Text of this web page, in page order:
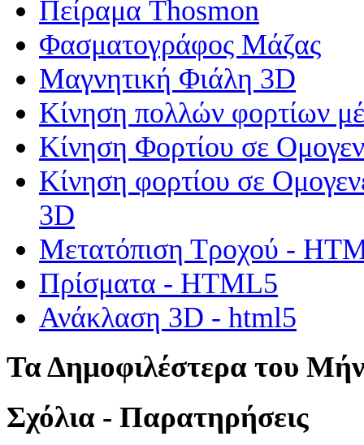
Πείραμα Thosmon
Φασματογράφος Μάζας
Μαγνητική Φιάλη 3D
Κίνηση πολλών φορτίων
Κίνηση Φορτίου σε
Κίνηση φορτίου σε
3D
Μετατόπιση Τροχού -
Πρίσματα - HTML5
Ανάκλαση 3D - html5
Τα Δημοφιλέστερα του
Σχόλια - Παρατηρήσεις